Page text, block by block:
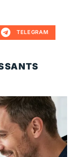
TELEGRAM